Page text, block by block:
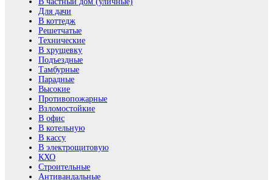
Для дачи
В коттедж
Решетчатые
Технические
В хрущевку
Подъездные
Тамбурные
Парадные
Высокие
Противопожарные
Взломостойкие
В офис
В котельную
В кассу
В электрощитовую
КХО
Строительные
Антивандальные